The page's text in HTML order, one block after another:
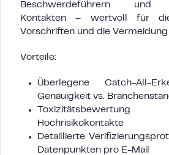
Beschwerdeführern und
Kontakten – wertvoll für
Vorschriften und die
Vorteile:
Überlegene Catch-All-
Genauigkeit vs.
Hochrisikokontakte
Detaillierte
Datenpunkten pro E-Mail